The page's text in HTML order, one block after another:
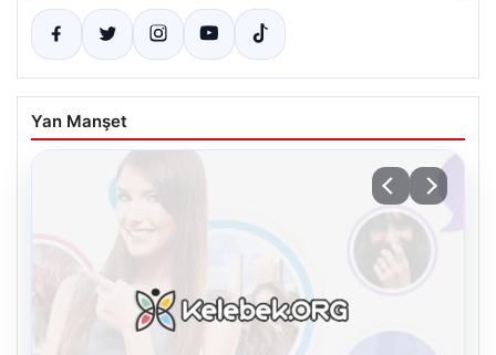
Yan Manşet